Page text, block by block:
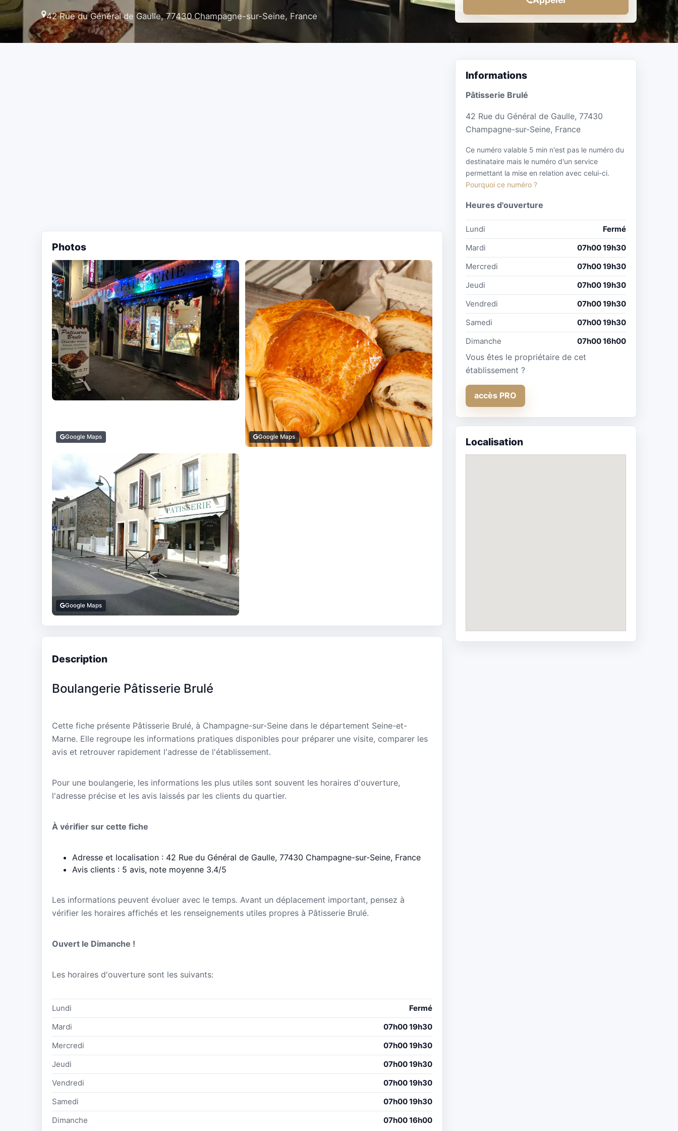
42 Rue du Général de Gaulle, 77430 Champagne-sur-Seine, France
Photos
Google Maps Google Maps
Google Maps
Description
Boulangerie Pâtisserie Brulé
Cette fiche présente Pâtisserie Brulé, à Champagne-sur-Seine dans le département Seine-et-
Marne. Elle regroupe les informations pratiques disponibles pour préparer une visite, comparer les
avis et retrouver rapidement l'adresse de l'établissement.
Pour une boulangerie, les informations les plus utiles sont souvent les horaires d'ouverture,
l'adresse précise et les avis laissés par les clients du quartier.
À vérifier sur cette fiche
Adresse et localisation : 42 Rue du Général de Gaulle, 77430 Champagne-sur-Seine, France
Avis clients : 5 avis, note moyenne 3.4/5
Les informations peuvent évoluer avec le temps. Avant un déplacement important, pensez à
vérifier les horaires affichés et les renseignements utiles propres à Pâtisserie Brulé.
Ouvert le Dimanche !
Les horaires d'ouverture sont les suivants:
Lundi
Fermé
Mardi
07h00 19h30
Mercredi
07h00 19h30
Jeudi
07h00 19h30
Vendredi
07h00 19h30
Samedi
07h00 19h30
Dimanche
07h00 16h00
Informations
Pâtisserie Brulé
42 Rue du Général de Gaulle, 77430
Champagne-sur-Seine, France
Ce numéro valable 5 min n'est pas le numéro du
destinataire mais le numéro d'un service
permettant la mise en relation avec celui-ci.
Pourquoi ce numéro ?
Heures d'ouverture
Lundi
Fermé
Mardi
07h00 19h30
Mercredi
07h00 19h30
Jeudi
07h00 19h30
Vendredi
07h00 19h30
Samedi
07h00 19h30
Dimanche
07h00 16h00
Vous êtes le propriétaire de cet
établissement ?
accès PRO
Localisation